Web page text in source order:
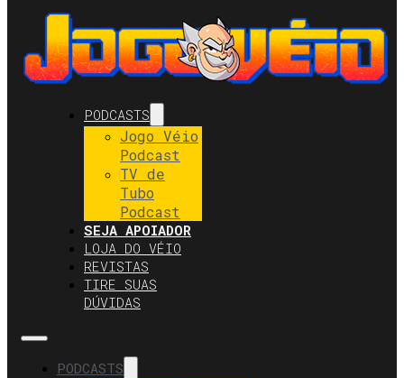
PODCASTS
Jogo Véio
Podcast
TV de
Tubo
Podcast
SEJA APOIADOR
LOJA DO VÉIO
REVISTAS
TIRE SUAS
DÚVIDAS
PODCASTS